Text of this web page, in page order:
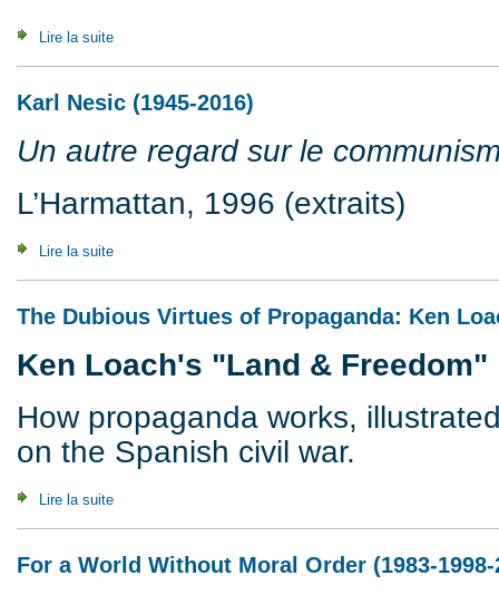
Lire la suite
Karl Nesic (1945-2016)
Un autre regard sur le
L’Harmattan, 1996 (extraits)
Lire la suite
The Dubious Virtues of Propaganda: Ken
Ken Loach's "Land & Freedom"
How propaganda works,
on the Spanish civil war.
Lire la suite
For a World Without Moral Order (1983-1998-